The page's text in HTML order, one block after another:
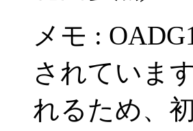
メモ :
されていま
れるため、